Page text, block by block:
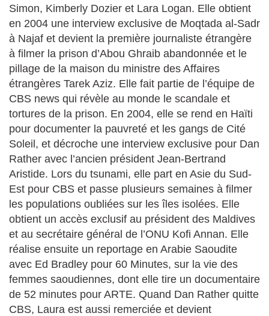
Simon, Kimberly Dozier et Lara Logan. Elle obtient
en 2004 une interview exclusive de Moqtada al-Sadr
à Najaf et devient la première journaliste étrangère
à filmer la prison d’Abou Ghraib abandonnée et le
pillage de la maison du ministre des Affaires
étrangères Tarek Aziz. Elle fait partie de l’équipe de
CBS news qui révèle au monde le scandale et
tortures de la prison. En 2004, elle se rend en Haïti
pour documenter la pauvreté et les gangs de Cité
Soleil, et décroche une interview exclusive pour Dan
Rather avec l’ancien président Jean-Bertrand
Aristide. Lors du tsunami, elle part en Asie du Sud-
Est pour CBS et passe plusieurs semaines à filmer
les populations oubliées sur les îles isolées. Elle
obtient un accès exclusif au président des Maldives
et au secrétaire général de l’ONU Kofi Annan. Elle
réalise ensuite un reportage en Arabie Saoudite
avec Ed Bradley pour 60 Minutes, sur la vie des
femmes saoudiennes, dont elle tire un documentaire
de 52 minutes pour ARTE. Quand Dan Rather quitte
CBS, Laura est aussi remerciée et devient